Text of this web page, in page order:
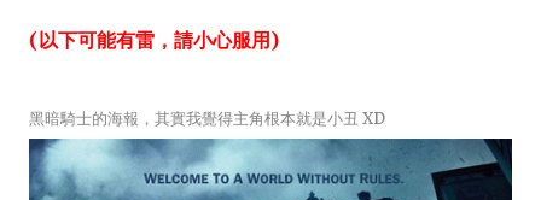
(以下可能有雷，請小心服用)
黑暗騎士的海報，其實我覺得主角根本就是小丑 XD